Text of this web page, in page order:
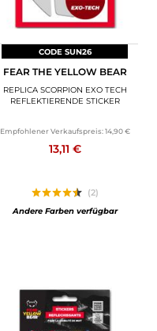
CODE SUN26
FEAR THE YELLOW BEAR
REPLICA SCORPION EXO TECH
REFLEKTIERENDE STICKER
Empfohlener Verkaufspreis: 14,90 €
13,11 €
(2)
Andere Farben verfügbar